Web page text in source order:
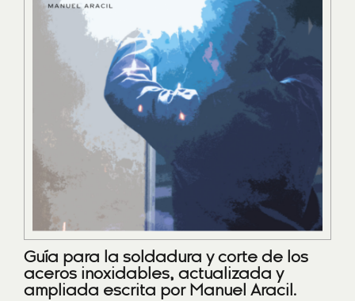
Guía para la soldadura y corte de los
aceros inoxidables, actualizada y
ampliada escrita por Manuel Aracil.